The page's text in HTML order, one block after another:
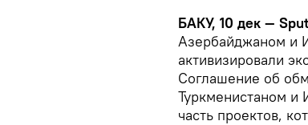
БАКУ, 10 дек —
Азербайджаном и
активизировали
Соглашение об
Туркменистаном и
часть проектов,